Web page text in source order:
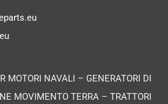
MOTORI NAVALI – GENERATORI DI
MOVIMENTO TERRA – TRATTORI